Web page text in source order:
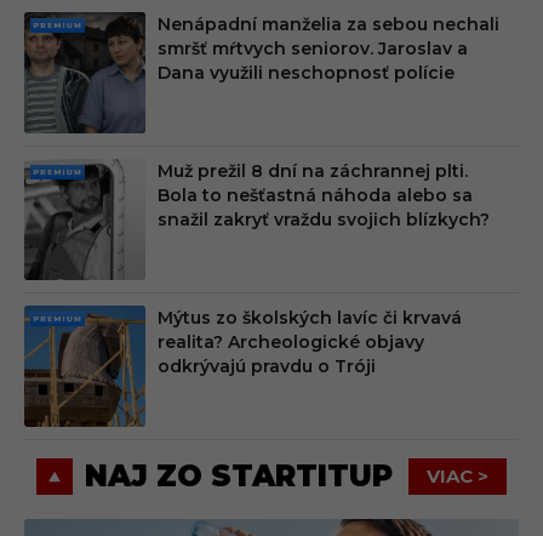
PRE
MIU
M
Nenápadní manželia za sebou nechali
smršť mŕtvych seniorov. Jaroslav a
Dana využili neschopnosť polície
PRE
MIU
M
Muž prežil 8 dní na záchrannej plti.
Bola to nešťastná náhoda alebo sa
snažil zakryť vraždu svojich blízkych?
PRE
MIU
M
Mýtus zo školských lavíc či krvavá
realita? Archeologické objavy
odkrývajú pravdu o Tróji
NAJ ZO STARTITUP VIAC >